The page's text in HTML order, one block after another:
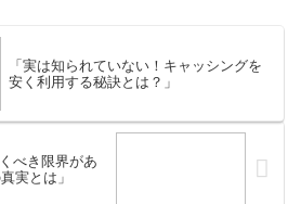
「実は知られていない！キャッシングを
安く利用する秘訣とは？」
べき限界があ
実とは」